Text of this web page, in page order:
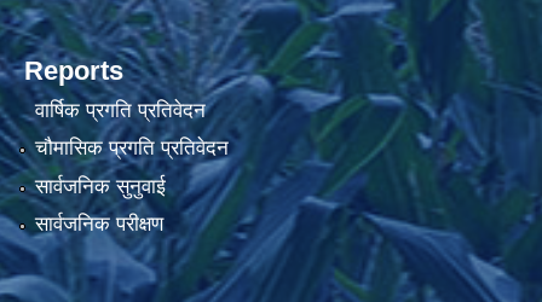
Reports
वार्षिक प्रगति प्रतिवेदन
चौमासिक प्रगति प्रतिवेदन
सार्वजनिक सुनुवाई
सार्वजनिक परीक्षण